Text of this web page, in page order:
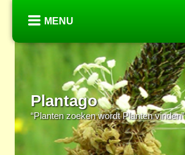
MENU
Plantago
“Planten zoeken wordt Planten vinden”